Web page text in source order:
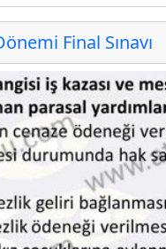
Final Sınavı